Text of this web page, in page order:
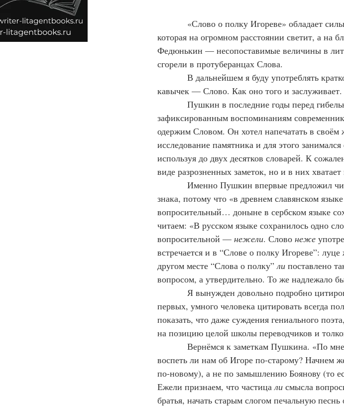
которая на огромном расстоянии светит, а
Федюнькин — несопоставимые величины в
сгорели в протуберанцах Слова.
кавычек — Слово. Как оно того и заслуживает.
зафиксированным воспоминаниям
одержим Словом. Он хотел напечатать в своём
исследование памятника и для этого
используя до двух десятков словарей. К
виде разрозненных заметок, но и в них
знака, потому что «в древнем славянском
вопросительный… доныне в сербском языке
читаем: «В русском языке сохранилось одно
вопросительной — нежели. Слово неже
встречается и в “Слове о полку Игореве”:
другом месте “Слова о полку” ли поставлено
вопросом, а утвердительно. То же надлежало
первых, умного человека цитировать всегда
показать, что даже суждения гениального
на позицию целой школы переводчиков и
воспеть ли нам об Игоре по-старому? Начнем
по-новому), а не по замышлению Боянову (то
Ежели признаем, что частица ли смысла
братья, начать старым слогом печальную